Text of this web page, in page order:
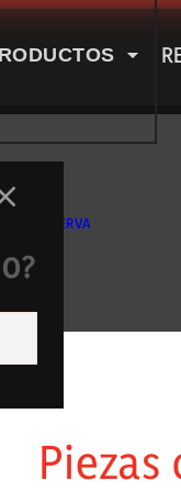
EN
RESERVA
Piezas